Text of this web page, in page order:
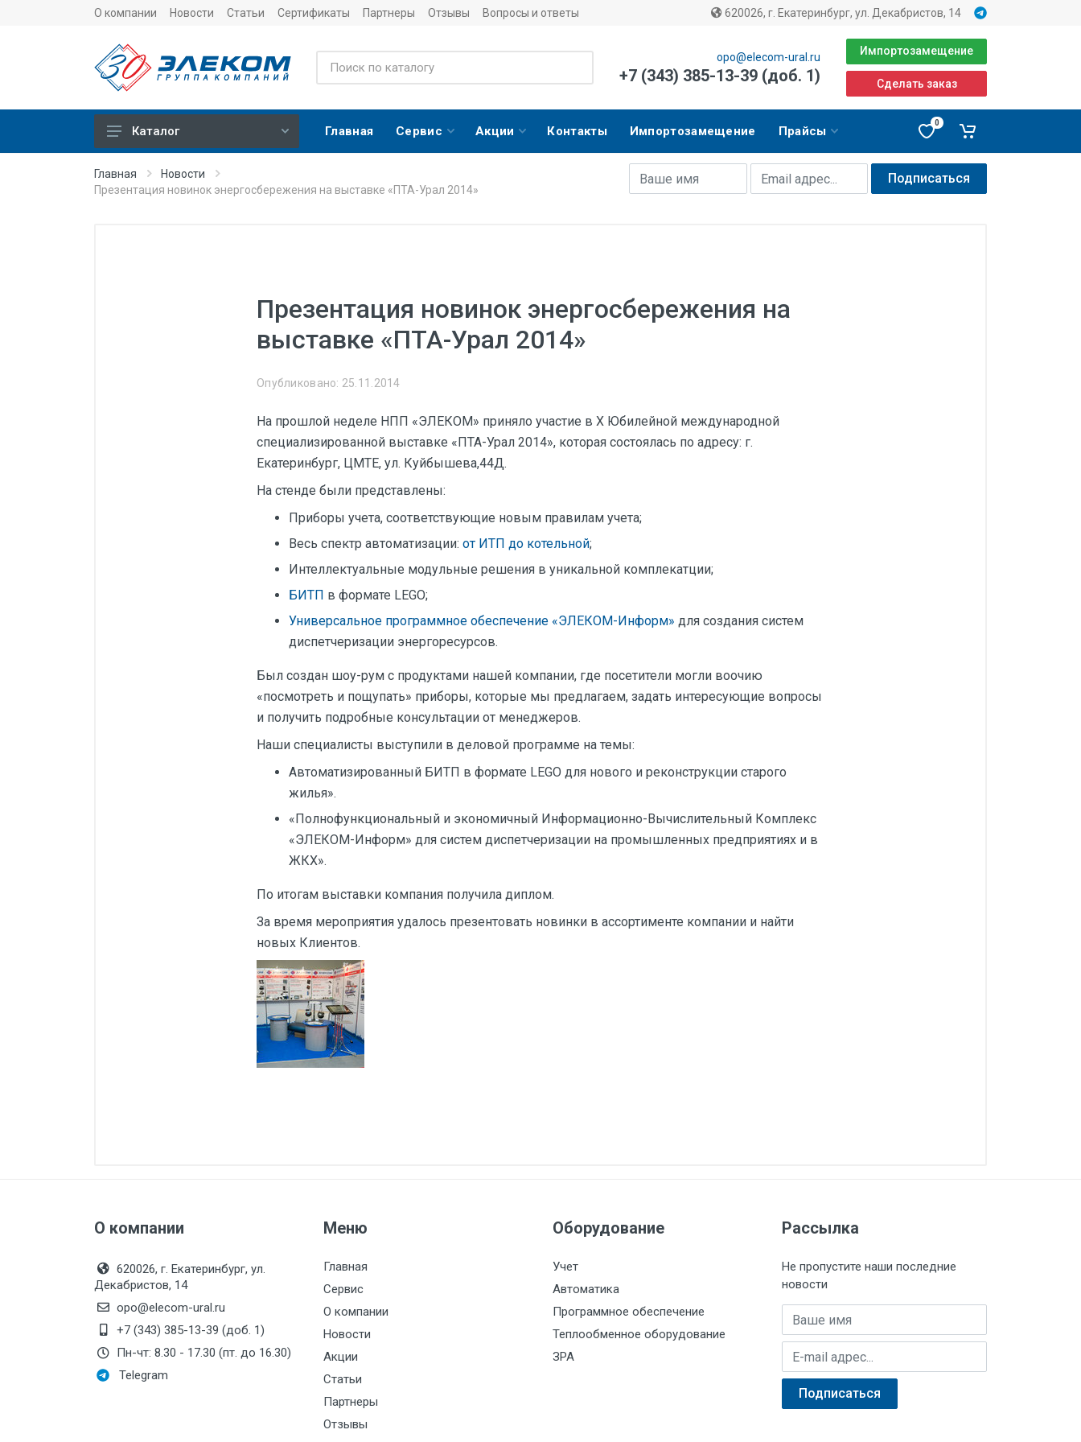
О компании Новости Статьи Сертификаты Партнеры Отзывы Вопросы и ответы 620026, г. Екатеринбург, ул. Декабристов, 14
opo@elecom-ural.ru
+7 (343) 385-13-39 (доб. 1)
Импортозамещение
Сделать заказ
Тепловычислители
Каталог Главная Сервис Акции Контакты Импортозамещение Прайсы
0
Главная
Новости
Презентация новинок энергосбережения на выставке «ПТА-Урал 2014»
Имя
E-mail адрес Подписаться
Презентация новинок энергосбережения на
выставке «ПТА-Урал 2014»
Опубликовано: 25.11.2014
На прошлой неделе НПП «ЭЛЕКОМ» приняло участие в Х Юбилейной международной
специализированной выставке «ПТА-Урал 2014», которая состоялась по адресу: г.
Екатеринбург, ЦМТЕ, ул. Куйбышева,44Д.
На стенде были представлены:
Приборы учета, соответствующие новым правилам учета;
Весь спектр автоматизации: от ИТП до котельной;
Интеллектуальные модульные решения в уникальной комплекатции;
БИТП в формате LEGO;
Универсальное программное обеспечение «ЭЛЕКОМ-Информ» для создания систем
диспетчеризации энергоресурсов.
Был создан шоу-рум с продуктами нашей компании, где посетители могли воочию
«посмотреть и пощупать» приборы, которые мы предлагаем, задать интересующие вопросы
и получить подробные консультации от менеджеров.
Наши специалисты выступили в деловой программе на темы:
Автоматизированный БИТП в формате LEGO для нового и реконструкции старого
жилья».
«Полнофункциональный и экономичный Информационно-Вычислительный Комплекс
«ЭЛЕКОМ-Информ» для систем диспетчеризации на промышленных предприятиях и в
ЖКХ».
По итогам выставки компания получила диплом.
За время мероприятия удалось презентовать новинки в ассортименте компании и найти
новых Клиентов.
О компании
620026, г. Екатеринбург, ул.
Декабристов, 14
opo@elecom-ural.ru
+7 (343) 385-13-39 (доб. 1)
Пн-чт: 8.30 - 17.30 (пт. до 16.30)
Telegram
Меню
Главная
Сервис
О компании
Новости
Акции
Статьи
Партнеры
Отзывы
Оборудование
Учет
Автоматика
Программное обеспечение
Теплообменное оборудование
ЗРА
Рассылка
Не пропустите наши последние
новости
Имя
E-mail адрес
Подписаться